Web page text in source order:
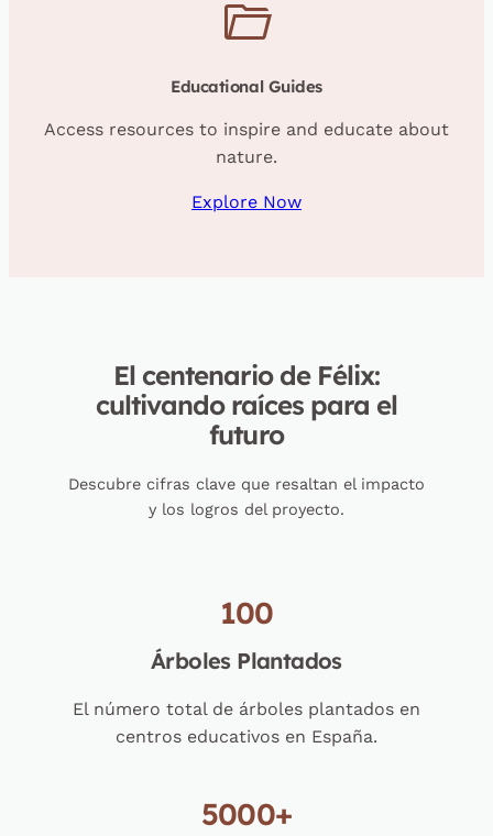
Educational Guides
Access resources to inspire and educate about
nature.
Explore Now
El centenario de Félix:
cultivando raíces para el
futuro
Descubre cifras clave que resaltan el impacto
y los logros del proyecto.
100
Árboles Plantados
El número total de árboles plantados en
centros educativos en España.
5000+